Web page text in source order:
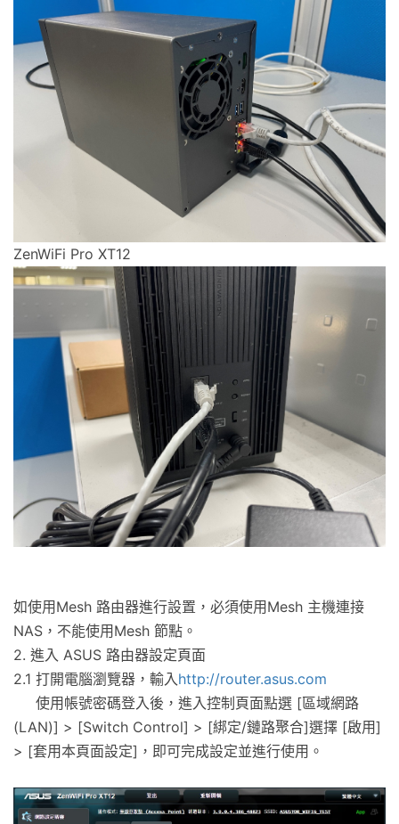
ZenWiFi Pro XT12
如使用Mesh 路由器進行設置，必須使用Mesh 主機連接
NAS，不能使用Mesh 節點。
2. 進入 ASUS 路由器設定頁面
2.1 打開電腦瀏覽器，輸入 http://router.asus.com
使用帳號密碼登入後，進入控制頁面點選 [區域網路
(LAN)] > [Switch Control] > [綁定/鏈路聚合]選擇 [啟用]
> [套用本頁面設定]，即可完成設定並進行使用。